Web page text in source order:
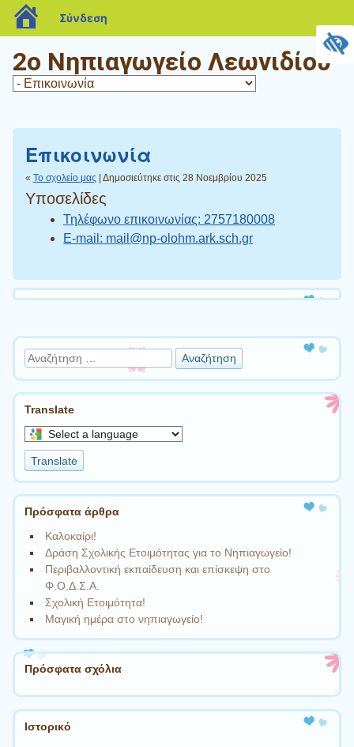
2ο Νηπιαγωγείο Λεωνιδίου
Επικοινωνία
« Το σχολείο μας | Δημοσιεύτηκε στις 28 Νοεμβρίου 2025
Υποσελίδες
Τηλέφωνο επικοινωνίας: 2757180008
E-mail: mail@np-olohm.ark.sch.gr
Αναζήτηση
Translate
Select
a
language
to
translate
this
page
Translate
Πρόσφατα άρθρα
Καλοκαίρι!
Δράση Σχολικής Ετοιμότητας για το Νηπιαγωγείο!
Περιβαλλοντική εκπαίδευση και επίσκεψη στο
Φ.Ο.Δ.Σ.Α.
Σχολική Ετοιμότητα!
Μαγική ημέρα στο νηπιαγωγείο!
Πρόσφατα σχόλια
Ιστορικό
blogs.sch.gr
Σύνδεση